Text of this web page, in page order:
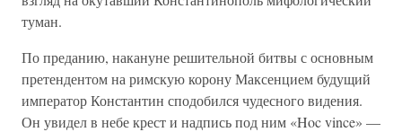
туман.
По преданию, накануне решительной битвы с основным
претендентом на римскую корону Максенцием будущий
император Константин сподобился чудесного видения.
Он увидел в небе крест и надпись под ним «Hoc vince» —